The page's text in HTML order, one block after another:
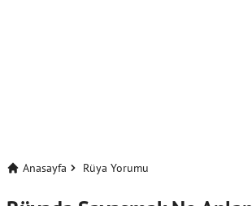
Anasayfa Rüya Yorumu